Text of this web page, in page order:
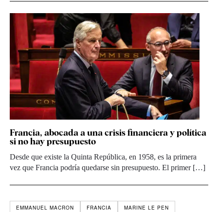
Francia, abocada a una crisis financiera y política
si no hay presupuesto
Desde que existe la Quinta República, en 1958, es la primera
vez que Francia podría quedarse sin presupuesto. El primer […]
EMMANUEL MACRON FRANCIA MARINE LE PEN